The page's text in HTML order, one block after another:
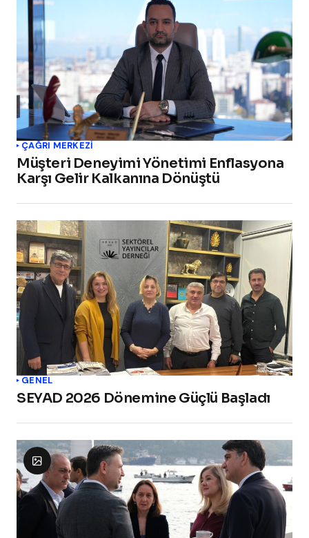
ÇAĞRI MERKEZI
Müşteri Deneyimi Yönetimi Enflasyona
Karşı Gelir Kalkanına Dönüştü
GENEL
SEYAD 2026 Dönemine Güçlü Başladı